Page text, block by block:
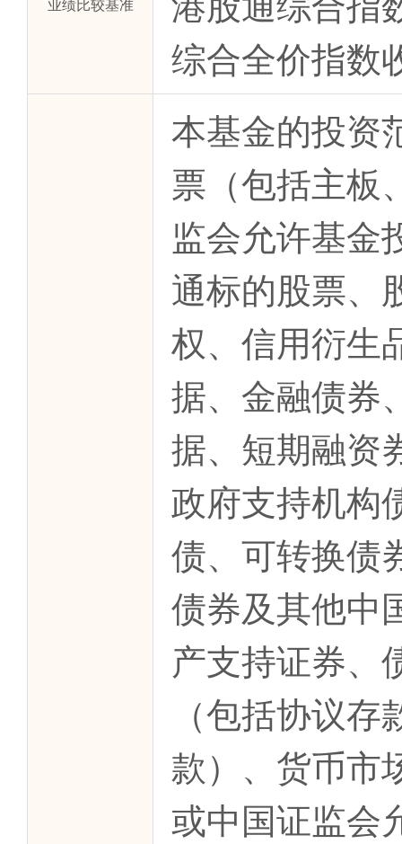
综合全价指数
本基金的投资
票（包括主板
监会允许基金
通标的股票、
权、信用衍生
据、金融债券
据、短期融资
政府支持机构
债、可转换债
债券及其他中
产支持证券、
（包括协议
款）、货币市
或中国证监会